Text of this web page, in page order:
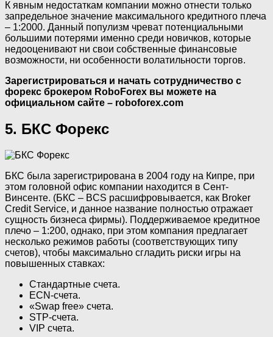
К явным недостаткам компании можно отнести только
запредельное значение максимального кредитного плеча
– 1:2000. Данный популизм чреват потенциальными
большими потерями именно среди новичков, которые
недооценивают ни свои собственные финансовые
возможности, ни особенности волатильности торгов.
Зарегистрироваться и начать сотрудничество с
форекс брокером RoboForex вы можете на
официальном сайте – roboforex.com
5. БКС Форекс
БКС была зарегистрирована в 2004 году на Кипре, при
этом головной офис компании находится в Сент-
Винсенте. (БКС – BCS расшифровывается, как Broker
Credit Service, и данное название полностью отражает
сущность бизнеса фирмы). Поддерживаемое кредитное
плечо – 1:200, однако, при этом компания предлагает
несколько режимов работы (соответствующих типу
счетов), чтобы максимально сгладить риски игры на
повышенных ставках:
Стандартные счета.
ECN-счета.
«Swap free» счета.
STP-счета.
VIP счета.